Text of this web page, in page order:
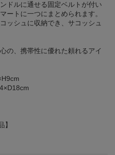
ドルに通せる固定ベルトが付い
ートに一つにまとめられます。
ッシュに収納でき、サコッシュ
の、携帯性に優れた頼れるアイ
】